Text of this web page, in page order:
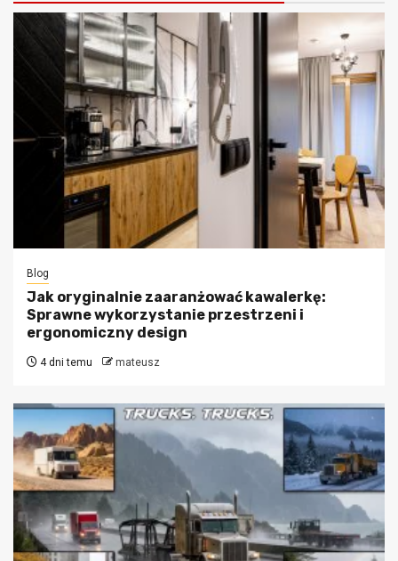
Blog
Jak oryginalnie zaaranżować kawalerkę:
Sprawne wykorzystanie przestrzeni i
ergonomiczny design
4 dni temu mateusz